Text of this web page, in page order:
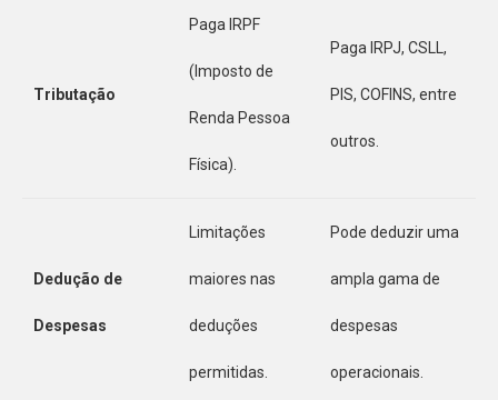
Tributação
Paga IRPF
(Imposto de
Renda Pessoa
Física).
Paga IRPJ, CSLL,
PIS, COFINS, entre
outros.
Dedução de
Despesas
Limitações
maiores nas
deduções
permitidas.
Pode deduzir uma
ampla gama de
despesas
operacionais.